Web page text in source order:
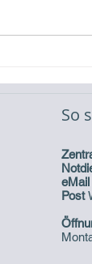
So
eMail
Post